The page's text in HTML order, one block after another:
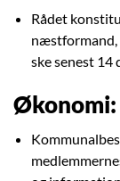
Rådet
næstformand,
ske senest 14
Økonomi: